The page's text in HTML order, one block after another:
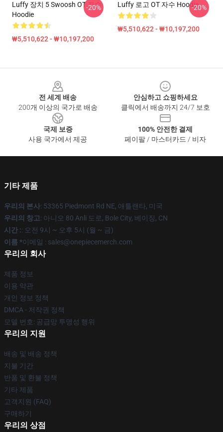
Luffy 장치 5 Swoosh OT 자수
Hoodie
₩5,510,622 - ₩10,197,200
-20% Luffy 로고 OT 자수 Hoodie
₩5,510,622 - ₩10,197,200
-20%
전 세계 배송
200개 이상의 국가로 배송
안심하고 쇼핑하세요
클릭에서 배송까지 24/7 보호
국제 보증
사용 국가에서 제공
100% 안전한 결제
페이팔 / 마스터카드 / 비자
기타 제품
우리의 본사: 53365 Piedmont Rd NE, 애틀랜타, 미국
우리의 창고: 아니오 80 Anli 도로, Bole City, 베이징, CN
시간 :: 오전 9시 ~ 오후 5시 (월 ~ 금)
이름 *이메일 : sales@onepiecemerch.com
우리의 회사
제품 정보
이용 약관
개인 정보 정책
DMCA - 저작권 정책
모델 번호: 공급망 투명성 행위
우리의 지원
배송 및 배송 정책
지불 기간
반품 및 환불 정책
기타 제품
고객지원 (FAQ)
구매하기
우리의 상점